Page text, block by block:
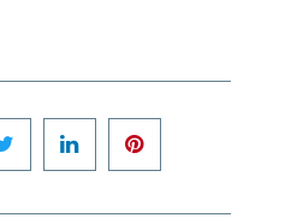
Twitter LinkedIn